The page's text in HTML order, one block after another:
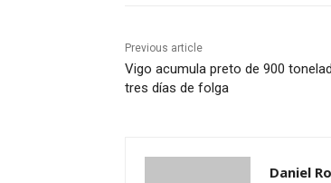
Previous article
Vigo acumula preto de 900
tres días de folga
Daniel